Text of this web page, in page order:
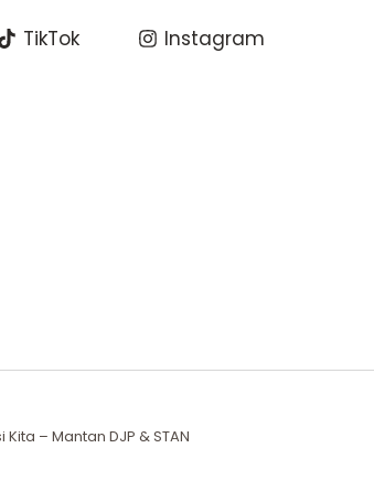
TikTok Instagram
– Mantan DJP & STAN